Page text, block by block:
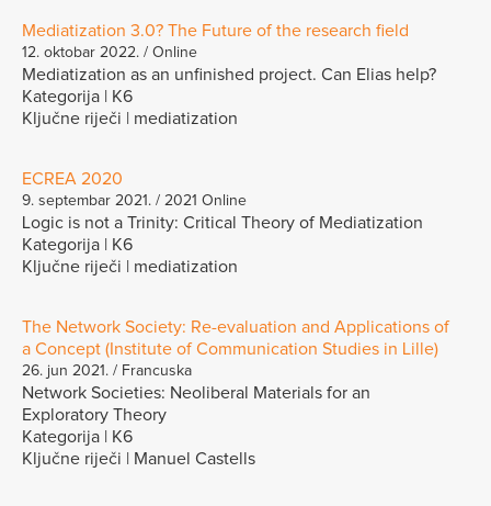
Mediatization 3.0? The Future of the research field
12. oktobar 2022. / Online
Mediatization as an unfinished project. Can Elias help?
Kategorija | K6
Ključne riječi | mediatization
ECREA 2020
9. septembar 2021. / 2021 Online
Logic is not a Trinity: Critical Theory of Mediatization
Kategorija | K6
Ključne riječi | mediatization
The Network Society: Re-evaluation and Applications of
a Concept (Institute of Communication Studies in Lille)
26. jun 2021. / Francuska
Network Societies: Neoliberal Materials for an
Exploratory Theory
Kategorija | K6
Ključne riječi | Manuel Castells